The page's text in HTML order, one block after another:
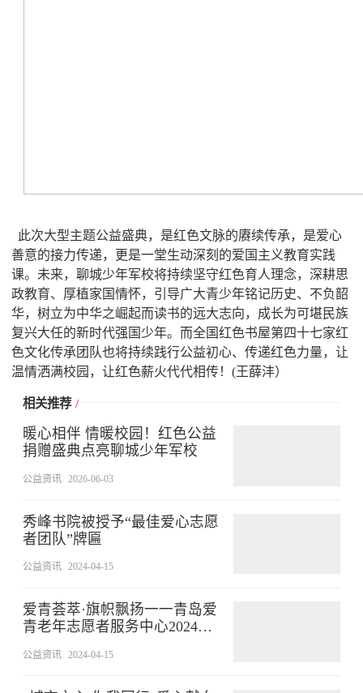
此次大型主题公益盛典，是红色文脉的赓续传承，是爱心
善意的接力传递，更是一堂生动深刻的爱国主义教育实践
课。未来，聊城少年军校将持续坚守红色育人理念，深耕思
政教育、厚植家国情怀，引导广大青少年铭记历史、不负韶
华，树立为中华之崛起而读书的远大志向，成长为可堪民族
复兴大任的新时代强国少年。而全国红色书屋第四十七家红
色文化传承团队也将持续践行公益初心、传递红色力量，让
温情洒满校园，让红色薪火代代相传！(王薛沣）
相关推荐 /
暖心相伴 情暖校园！红色公益
捐赠盛典点亮聊城少年军校
公益资讯 2026-06-03
秀峰书院被授予“最佳爱心志愿
者团队”牌匾
公益资讯 2024-04-15
爱青荟萃·旗帜飘扬一一青岛爱
青老年志愿者服务中心2024会
公益资讯 2024-04-15